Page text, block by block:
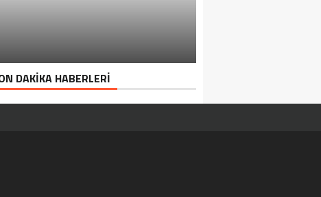
DAKİKA HABERLERİ